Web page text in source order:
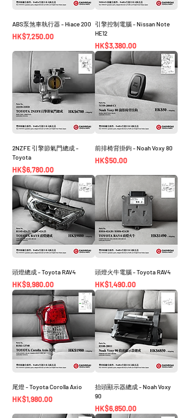
ABS泵煞車執行器 - Hiace 200
價格
HK$7,250.00
引擎控制電腦 - Nissan Note
HE12
價格
HK$3,380.00
2NZFE 引擎節氣門總成 -
Toyota
價格
HK$6,780.00
前排椅背掛鉤 - Noah Voxy 80
價格
HK$50.00
頭燈總成 - Toyota RAV4
價格
HK$9,980.00
頭燈火牛電腦 - Toyota RAV4
價格
HK$1,490.00
尾燈 - Toyota Corolla Axio
價格
HK$1,980.00
抬頭顯示器總成 - Noah Voxy
90
價格
HK$6,850.00